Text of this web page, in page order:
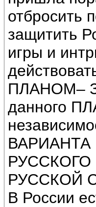
отбросить
защитить
игры и
ПЛАНОМ–
данного
ВАРИАНТА
РУССКОЙ
В России